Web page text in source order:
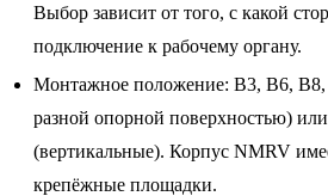
Выбор зависит от того, с какой
подключение к рабочему органу.
Монтажное положение: B3, B6, B8,
разной опорной поверхностью)
(вертикальные). Корпус NMRV
крепёжные площадки.